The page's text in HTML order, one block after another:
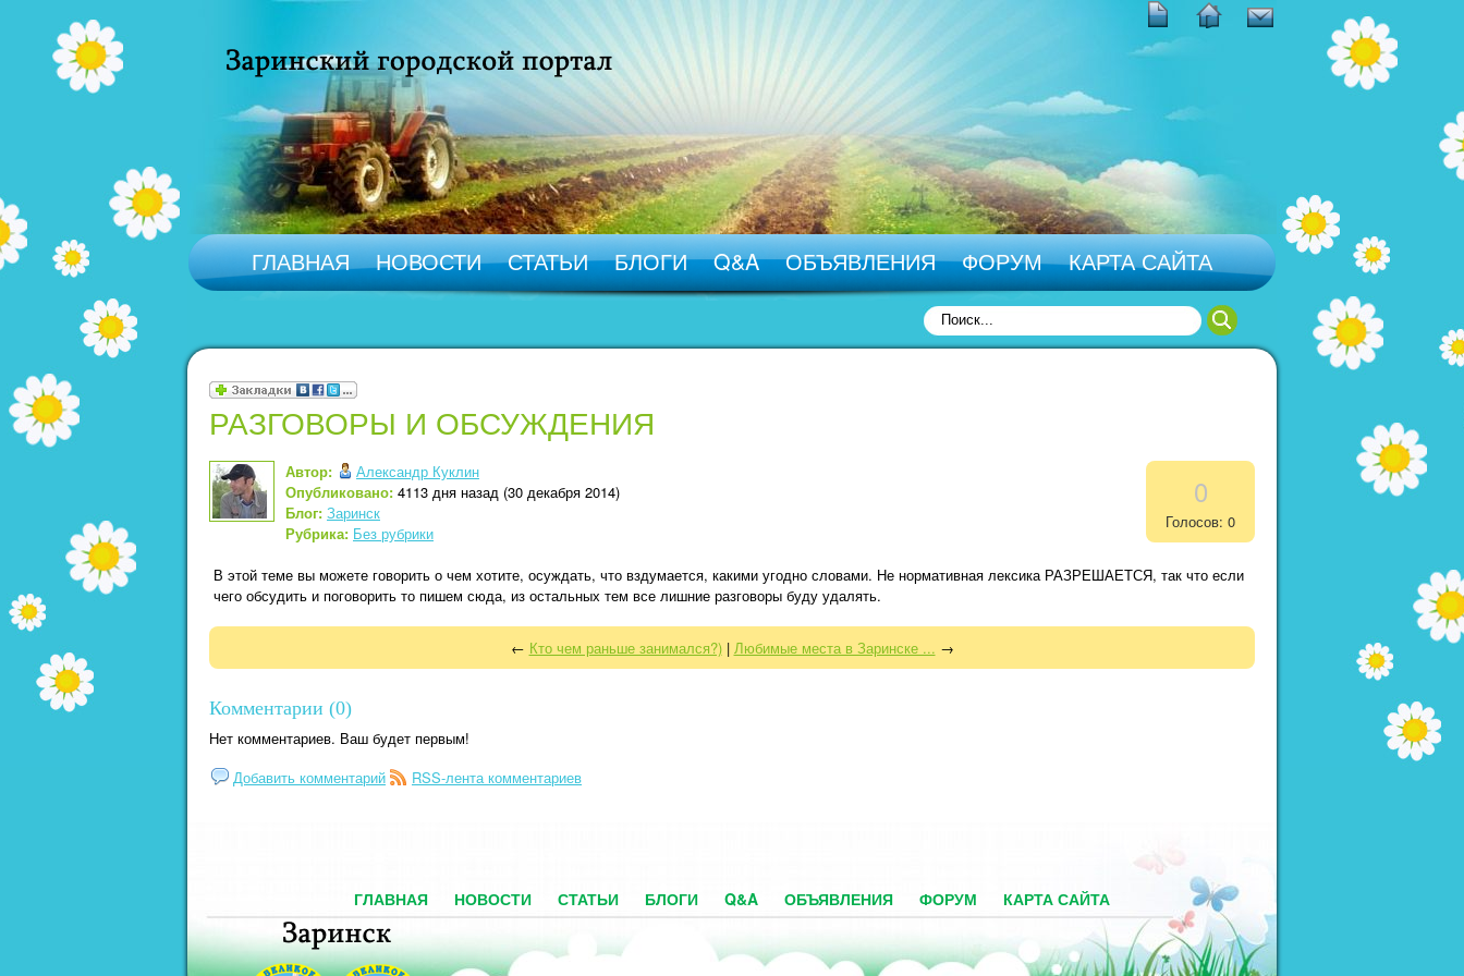
ГЛАВНАЯ НОВОСТИ СТАТЬИ БЛОГИ Q&A ОБЪЯВЛЕНИЯ ФОРУМ КАРТА САЙТА
РАЗГОВОРЫ И ОБСУЖДЕНИЯ
Автор:
Александр Куклин
Опубликовано: 4113 дня назад (30 декабря 2014)
Блог: Заринск
Рубрика: Без рубрики
0
Голосов: 0
В этой теме вы можете говорить о чем хотите, осуждать, что вздумается, какими угодно словами. Не нормативная лексика РАЗРЕШАЕТСЯ, так что если
чего обсудить и поговорить то пишем сюда, из остальных тем все лишние разговоры буду удалять.
← Кто чем раньше занимался?)| Любимые места в Заринске ... →
Комментарии (0)
Нет комментариев. Ваш будет первым!
Добавить комментарий
RSS-лента комментариев
ГЛАВНАЯ НОВОСТИ СТАТЬИ БЛОГИ Q&A ОБЪЯВЛЕНИЯ ФОРУМ КАРТА САЙТА